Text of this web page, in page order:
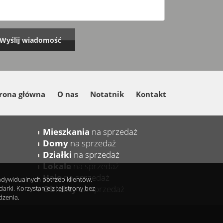
główna O nas Notatnik Kontakt
Mieszkania na sprzedaż
Domy na sprzedaż
Działki na sprzedaż
Lokalena sprzedaż
Halena sprzedaż
Obiektyna sprzedaż
potrzeb klientów.
Korzystanie z tej strony bez